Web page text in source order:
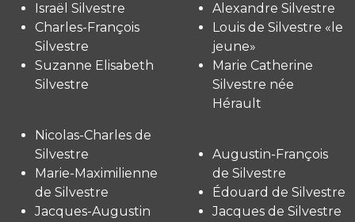
Israël Silvestre
Charles-François
Silvestre
Suzanne Elisabeth
Silvestre
Alexandre Silvestre
Louis de Silvestre «le
jeune»
Marie Catherine
Silvestre née
Hérault
Nicolas-Charles de
Silvestre
Marie-Maximilienne
de Silvestre
Jacques-Augustin
Augustin-François
de Silvestre
Édouard de Silvestre
Jacques de Silvestre